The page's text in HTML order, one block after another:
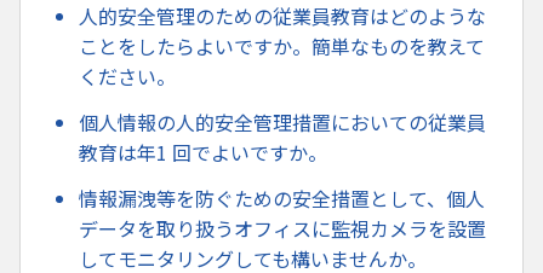
人的安全管理のための従業員教育はどのような
ことをしたらよいですか。簡単なものを教えて
ください。
個人情報の人的安全管理措置においての従業員
教育は年1 回でよいですか。
情報漏洩等を防ぐための安全措置として、個人
データを取り扱うオフィスに監視カメラを設置
してモニタリングしても構いませんか。